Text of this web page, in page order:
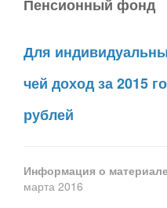
Пенсионный фонд
Для
чей доход за 2015
рублей
Информация о
марта 2016